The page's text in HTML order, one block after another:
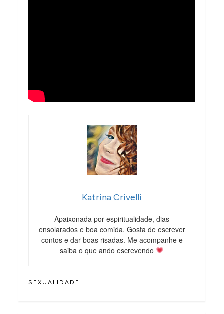
Katrina Crivelli
Apaixonada por espiritualidade, dias
ensolarados e boa comida. Gosta de escrever
contos e dar boas risadas. Me acompanhe e
saiba o que ando escrevendo
SEXUALIDADE